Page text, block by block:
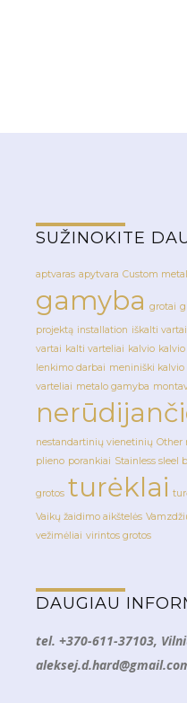
SUŽINOKITE
aptvaras apytvara Custom
gamyba grotai
projektą installation iškalti vartai
vartai kalti varteliai kalvio
lenkimo darbai meniniški
varteliai metalo gamyba
nestandartinių vienetinių Other
plieno porankiai Stainless sleel
grotos turėklai
Vaikų žaidimo aikštelės
vežimėliai virintos grotos
DAUGIAU
tel. +370-611-37103,